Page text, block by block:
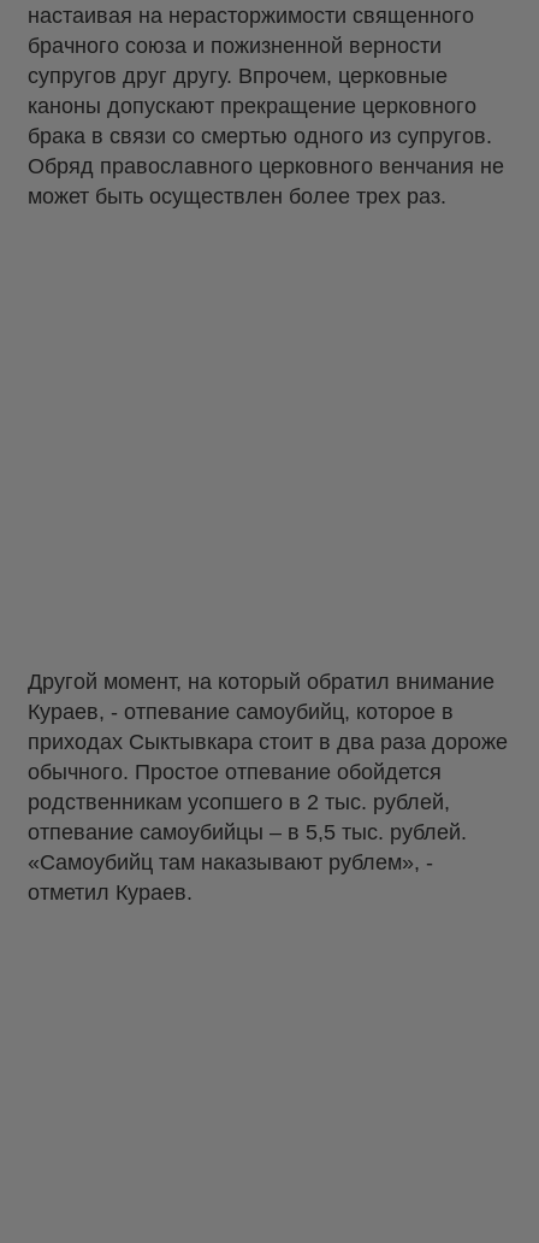
настаивая на нерасторжимости священного
брачного союза и пожизненной верности
супругов друг другу. Впрочем, церковные
каноны допускают прекращение церковного
брака в связи со смертью одного из супругов.
Обряд православного церковного венчания не
может быть осуществлен более трех раз.
Другой момент, на который обратил внимание
Кураев, - отпевание самоубийц, которое в
приходах Сыктывкара стоит в два раза дороже
обычного. Простое отпевание обойдется
родственникам усопшего в 2 тыс. рублей,
отпевание самоубийцы – в 5,5 тыс. рублей.
«Самоубийц там наказывают рублем», -
отметил Кураев.